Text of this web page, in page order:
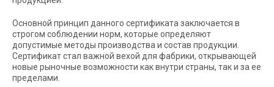
Основной принцип данного сертификата заключается в
строгом соблюдении норм, которые определяют
допустимые методы производства и состав продукции.
Сертификат стал важной вехой для фабрики, открывающей
новые рыночные возможности как внутри страны, так и за ее
пределами.